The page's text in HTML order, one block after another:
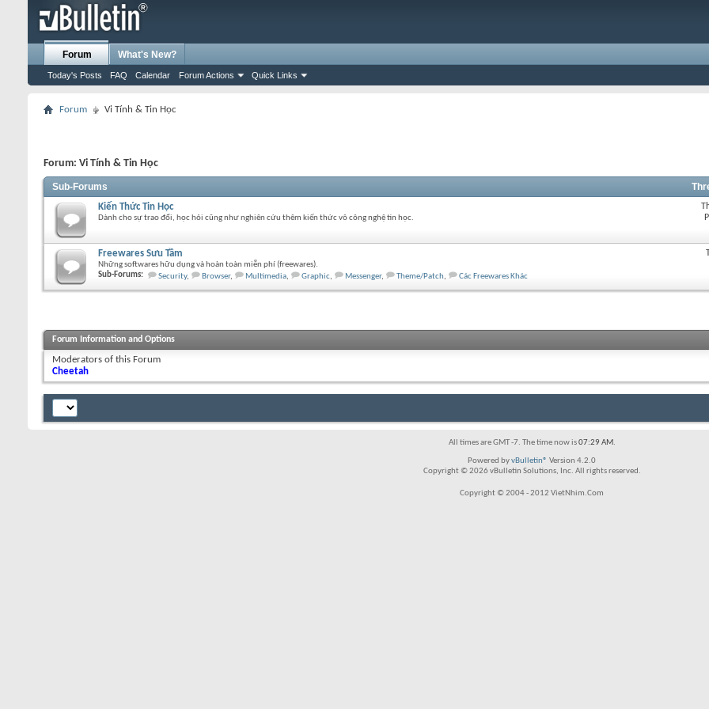
Forum
Today's Posts FAQ Calendar Forum Actions Quick Links
What's New?
Forum Vi Tính & Tin Học
Forum: Vi Tính & Tin Học
Sub-Forums
Kiến Thức Tin Học
Dành cho sự trao đổi, học hỏi cũng như nghiên cứu thêm kiến thức vô công nghệ tin học.
Freewares Sưu Tầm
Những softwares hữu dụng và hoàn toàn miễn phí (freewares).
Sub-Forums:
Security, Browser, Multimedia, Graphic, Messenger, Theme/Patch, Các Freewares Khác
Forum Information and Options
Moderators of this Forum
Cheetah
All times are GMT -7. The time now is07:29 AM.
Powered byvBulletin® Version 4.2.0
Copyright © 2026 vBulletin Solutions, Inc. All rights reserved.
Copyright © 2004 - 2012 VietNhim.Com